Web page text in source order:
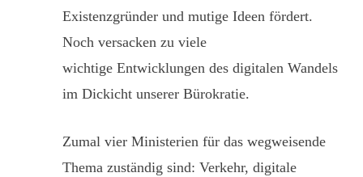
Existenzgründer und mutige Ideen fördert.
Noch versacken zu viele
wichtige Entwicklungen des digitalen Wandels
im Dickicht unserer Bürokratie.
Zumal vier Ministerien für das wegweisende
Thema zuständig sind: Verkehr, digitale